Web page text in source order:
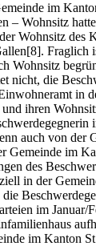
im
– Wohnsitz
Wohnsitz des
Fraglich
Wohnsitz
nicht, die
in
ihren
auch von der
Gemeinde im
des
in der
im Januar/
im Kanton